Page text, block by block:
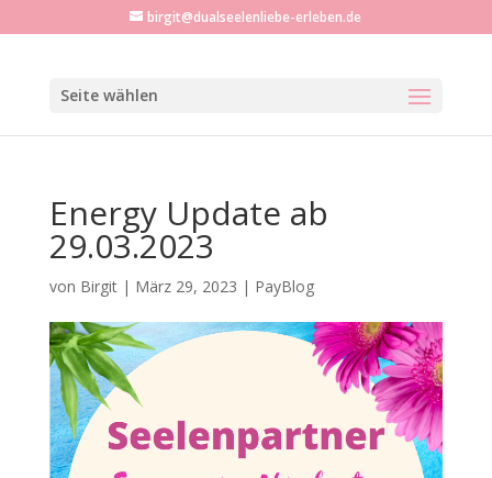
birgit@dualseelenliebe-erleben.de
Seite wählen
Energy Update ab
29.03.2023
von Birgit| März 29, 2023 | PayBlog